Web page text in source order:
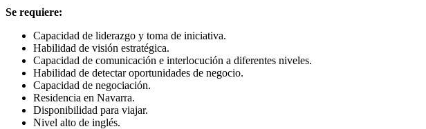
Se requiere:
Capacidad de liderazgo y toma de iniciativa.
Habilidad de visión estratégica.
Capacidad de comunicación e interlocución a diferentes niveles.
Habilidad de detectar oportunidades de negocio.
Capacidad de negociación.
Residencia en Navarra.
Disponibilidad para viajar.
Nivel alto de inglés.